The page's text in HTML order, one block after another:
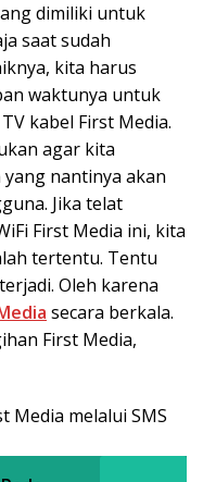
dimiliki untuk
saat sudah
kita harus
waktunya untuk
kabel First Media.
agar kita
nantinya akan
Jika telat
First Media ini, kita
tertentu. Tentu
Oleh karena
secara berkala.
First Media,
Media melalui SMS